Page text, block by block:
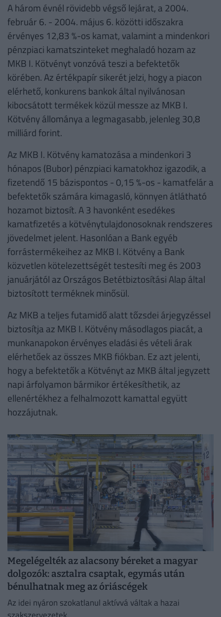
A három évnél rövidebb végső lejárat, a 2004.
február 6. - 2004. május 6. közötti időszakra
érvényes 12,83 %-os kamat, valamint a mindenkori
pénzpiaci kamatszinteket meghaladó hozam az
MKB I. Kötvényt vonzóvá teszi a befektetők
körében. Az értékpapír sikerét jelzi, hogy a piacon
elérhető, konkurens bankok által nyilvánosan
kibocsátott termékek közül messze az MKB I.
Kötvény állománya a legmagasabb, jelenleg 30,8
milliárd forint.
Az MKB I. Kötvény kamatozása a mindenkori 3
hónapos (Bubor) pénzpiaci kamatokhoz igazodik, a
fizetendő 15 bázispontos - 0,15 %-os - kamatfelár a
befektetők számára kimagasló, könnyen átlátható
hozamot biztosít. A 3 havonként esedékes
kamatfizetés a kötvénytulajdonosoknak rendszeres
jövedelmet jelent. Hasonlóan a Bank egyéb
forrástermékeihez az MKB I. Kötvény a Bank
közvetlen kötelezettségét testesíti meg és 2003
januárjától az Országos Betétbiztosítási Alap által
biztosított terméknek minősül.
Az MKB a teljes futamidő alatt tőzsdei árjegyzéssel
biztosítja az MKB I. Kötvény másodlagos piacát, a
munkanapokon érvényes eladási és vételi árak
elérhetőek az összes MKB fiókban. Ez azt jelenti,
hogy a befektetők a Kötvényt az MKB által jegyzett
napi árfolyamon bármikor értékesíthetik, az
ellenértékhez a felhalmozott kamattal együtt
hozzájutnak.
Megelégelték az alacsony béreket a magyar
dolgozók: asztalra csaptak, egymás után
bénulhatnak meg az óriáscégek
Az idei nyáron szokatlanul aktívvá váltak a hazai